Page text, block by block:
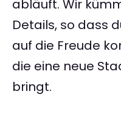
abläuft. Wir
Details, so dass
auf die Freude
die eine neue
bringt.